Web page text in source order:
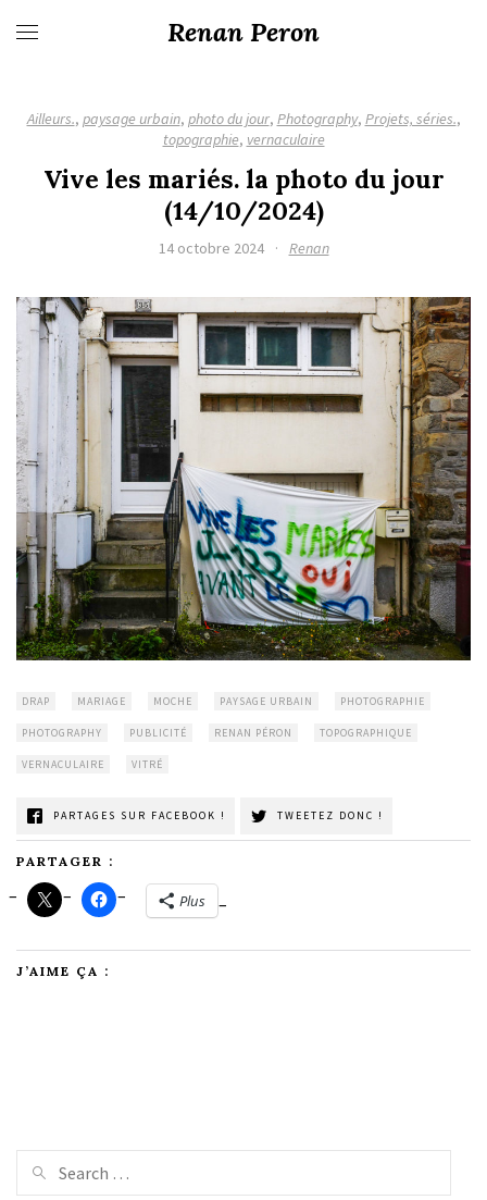
Renan Peron
Ailleurs., paysage urbain, photo du jour, Photography, Projets, séries.,
topographie, vernaculaire
Vive les mariés. la photo du jour
(14/10/2024)
14 octobre 2024 · Renan
DRAP MARIAGE MOCHE PAYSAGE URBAIN PHOTOGRAPHIE
PHOTOGRAPHY PUBLICITÉ RENAN PÉRON TOPOGRAPHIQUE
VERNACULAIRE VITRÉ
PARTAGES SUR FACEBOOK ! TWEETEZ DONC !
PARTAGER :
Plus
J’AIME ÇA :